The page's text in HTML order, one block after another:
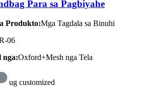
Para sa Pagbiyahe
Produkto:Mga Tagdala sa Binuhi
06
nga:Oxford+Mesh nga Tela
ug customized